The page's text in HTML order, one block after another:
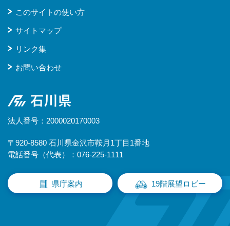
このサイトの使い方
サイトマップ
リンク集
お問い合わせ
石川県
法人番号：2000020170003
〒920-8580 石川県金沢市鞍月1丁目1番地
電話番号（代表）：076-225-1111
県庁案内 19階展望ロビー